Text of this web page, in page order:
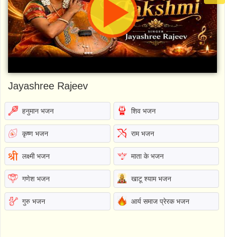
Jayashree Rajeev
हनुमान भजन शिव भजन
कृष्ण भजन राम भजन
लक्ष्मी भजन माता के भजन
गणेश भजन खाटू श्याम भजन
गुरु भजन आर्य समाज प्रेरक भजन